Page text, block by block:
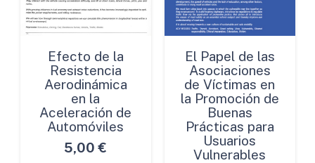
Efecto de la
Resistencia
Aerodinámica
en la
Aceleración de
Automóviles
5,00 €
El Papel de las
Asociaciones
de Víctimas en
la Promoción de
Buenas
Prácticas para
Usuarios
Vulnerables